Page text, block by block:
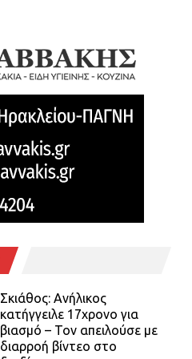
Σκιάθος: Ανήλικος
κατήγγειλε 17χρονο για
βιασμό – Τον απειλούσε με
διαρροή βίντεο στο